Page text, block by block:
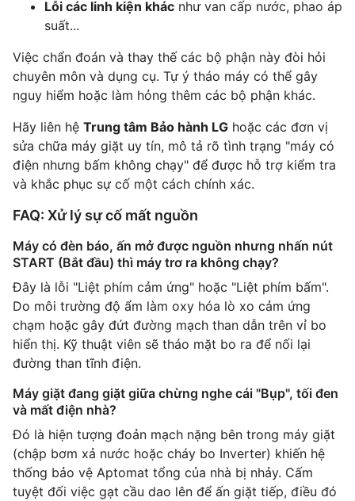
Lỗi các linh kiện khác như van cấp nước, phao áp
suất...
Việc chẩn đoán và thay thế các bộ phận này đòi hỏi
chuyên môn và dụng cụ. Tự ý tháo máy có thể gây
nguy hiểm hoặc làm hỏng thêm các bộ phận khác.
Hãy liên hệ Trung tâm Bảo hành LG hoặc các đơn vị
sửa chữa máy giặt uy tín, mô tả rõ tình trạng "máy có
điện nhưng bấm không chạy" để được hỗ trợ kiểm tra
và khắc phục sự cố một cách chính xác.
FAQ: Xử lý sự cố mất nguồn
Máy có đèn báo, ấn mở được nguồn nhưng nhấn nút
START (Bắt đầu) thì máy trơ ra không chạy?
Đây là lỗi "Liệt phím cảm ứng" hoặc "Liệt phím bấm".
Do môi trường độ ẩm làm oxy hóa lò xo cảm ứng
chạm hoặc gây đứt đường mạch than dẫn trên vỉ bo
hiển thị. Kỹ thuật viên sẽ tháo mặt bo ra để nối lại
đường than tĩnh điện.
Máy giặt đang giặt giữa chừng nghe cái "Bụp", tối đen
và mất điện nhà?
Đó là hiện tượng đoản mạch nặng bên trong máy giặt
(chập bơm xả nước hoặc cháy bo Inverter) khiến hệ
thống bảo vệ Aptomat tổng của nhà bị nhảy. Cấm
tuyệt đối việc gạt cầu dao lên để ấn giặt tiếp, điều đó